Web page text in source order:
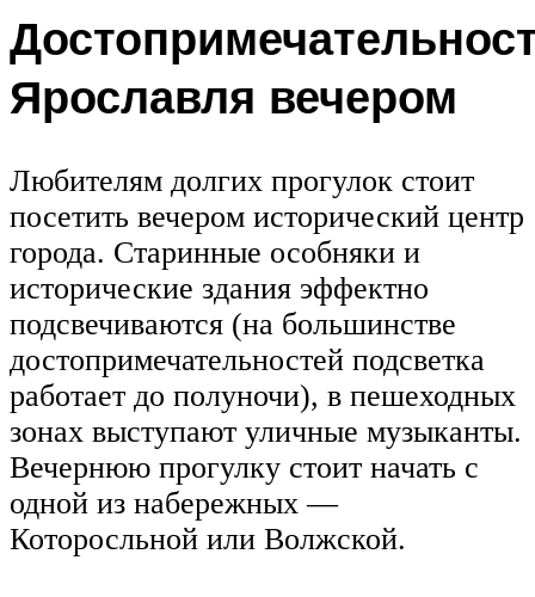
Ярославля вечером
Любителям долгих прогулок стоит
посетить вечером исторический центр
города. Старинные особняки и
исторические здания эффектно
подсвечиваются (на большинстве
достопримечательностей подсветка
работает до полуночи), в пешеходных
зонах выступают уличные музыканты.
Вечернюю прогулку стоит начать с
одной из набережных —
Которосльной или Волжской.